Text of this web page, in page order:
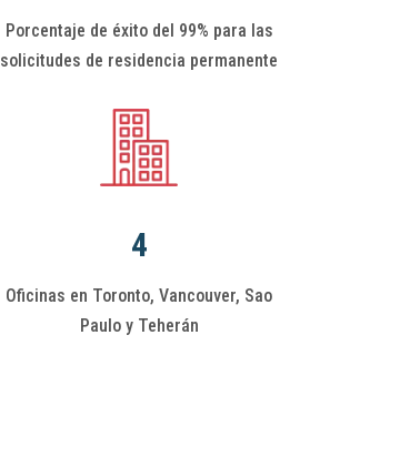
Porcentaje de éxito del 99% para las
solicitudes de residencia permanente
4
Oficinas en Toronto, Vancouver, Sao
Paulo y Teherán